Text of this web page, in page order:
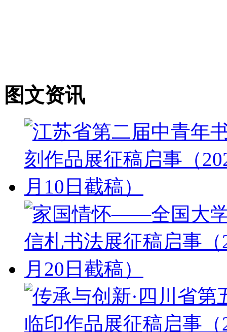
图文资讯